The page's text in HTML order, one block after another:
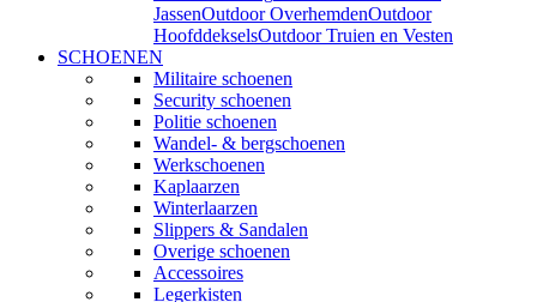
JassenOutdoor OverhemdenOutdoor
HoofddekselsOutdoor Truien en Vesten
SCHOENEN
Militaire schoenen
Security schoenen
Politie schoenen
Wandel- & bergschoenen
Werkschoenen
Kaplaarzen
Winterlaarzen
Slippers & Sandalen
Overige schoenen
Accessoires
Legerkisten